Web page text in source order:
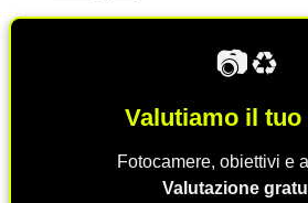
📷♻️
Valutiamo il tuo
Fotocamere, obiettivi e
Valutazione